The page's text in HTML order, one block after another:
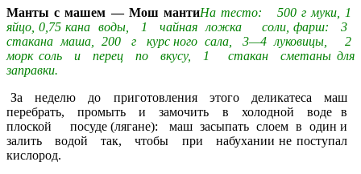
Манты с машем — Мош мантиНа тесто: 500 г муки, 1
яйцо, 0,75 кана воды, 1 чайная ложка соли, фарш: 3
стакана маша, 200 г курс ного сала, 3—4 луковицы, 2
морк соль и перец по вкусу, 1 стакан сметаны для
заправки.
За неделю до приготовления этого деликатеса маш
перебрать, промыть и замочить в холодной воде в
плоской посуде (лягане): маш засыпать слоем в один и
залить водой так, чтобы при набухании не поступал
кислород.